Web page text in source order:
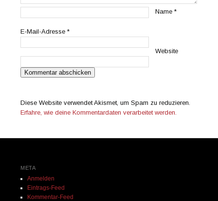
Name*
E-Mail-Adresse*
Website
Diese Website verwendet Akismet, um Spam zu reduzieren.
Erfahre, wie deine Kommentardaten verarbeitet werden.
META
Anmelden
Eintrags-Feed
Kommentar-Feed